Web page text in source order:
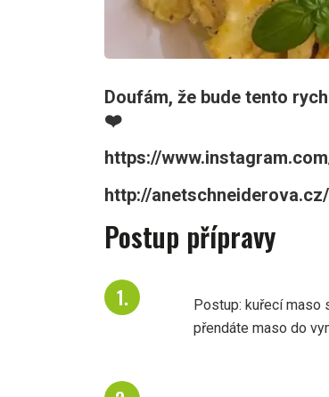
Doufám, že bude tento
❤️
https://
http://anetschneiderova.cz/
Postup přípravy
Postup: kuřecí maso
přendáte maso do